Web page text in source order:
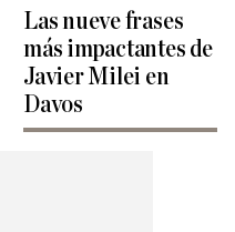
Las nueve frases
más impactantes de
Javier Milei en
Davos